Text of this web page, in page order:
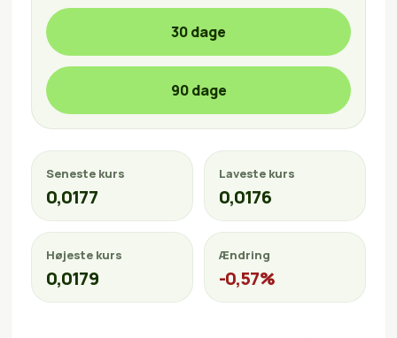
30 dage
90 dage
Seneste kurs
0,0177
Laveste kurs
0,0176
Højeste kurs
0,0179
Ændring
-0,57%